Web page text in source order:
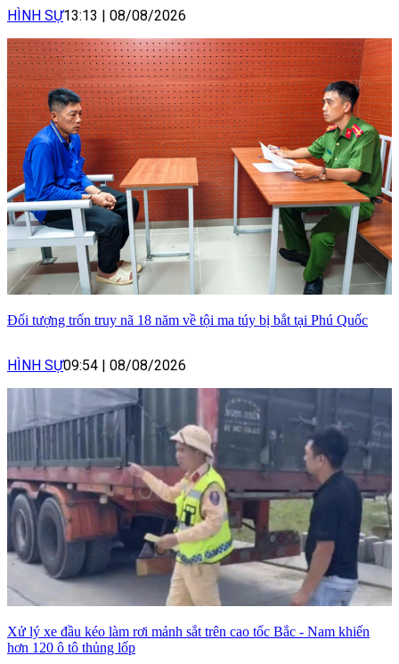
HÌNH SỰ13:13 | 08/08/2026
Đối tượng trốn truy nã 18 năm về tội ma túy bị bắt tại Phú Quốc
HÌNH SỰ09:54 | 08/08/2026
Xử lý xe đầu kéo làm rơi mảnh sắt trên cao tốc Bắc - Nam khiến
hơn 120 ô tô thủng lốp